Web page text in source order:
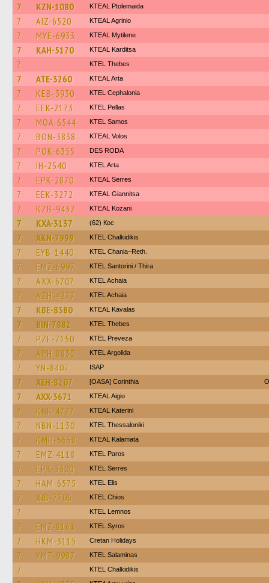
7 KZN-1080 KTEAL Ptolemaida
7 AIZ-6520 KTEAL Agrinio
7 MYE-6933 KTEAL Mytilene
7 KAH-5170 KTEAL Karditsa
7 KTEL Thebes
7 ATE-3260 KTEAL Arta
7 KEB-3930 KTEL Cephalonia
7 EEK-2173 KTEL Pellas
7 MOA-6544 KTEL Samos
7 BON-3838 KTEAL Volos
7 POK-6355 DES RODA
7 IH-2540 KTEL Arta
7 EPK-2870 KTEAL Serres
7 EEK-3272 KTEAL Giannitsa
7 KZB-9432 KTEAL Kozani
7 KXA-3137 (62) Кос
7 XKN-7999 ΚΤΕL Chalkidikis
7 EYB-1440 KTEL Chania–Reth.
7 EMZ-6997 KTEL Santorini / Thira
7 AXX-6707 KTEL Achaia
7 AZH-4277 KTEL Achaia
7 KBE-8380 KTEAL Kavalas
7 BIN-7882 KTEL Thebes
7 PZE-7150 KTEL Preveza
7 APH-8830 KTEL Argolida
7 YN-8407 ISAP
7 XEH-8207 [OASA] Corinthia
7 AXX-3671 KTEAL Aigio
7 KNK-4727 KTEAL Katerini
7 NBN-1130 KTEL Thessaloniki
7 KMH-5658 KTEAL Kalamata
7 EMZ-4118 KTEL Paros
7 EPK-3300 KTEL Serres
7 HAM-6575 KTEL Elis
7 XIB-7706 KTEL Chios
7 KTEL Lemnos
7 EMZ-8161 KTEL Syros
7 HKM-3115 Cretan Holidays
7 YMT-9987 KTEL Salaminas
7 ΚΤΕL Chalkidikis